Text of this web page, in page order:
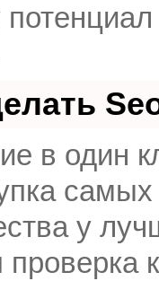
в один
у